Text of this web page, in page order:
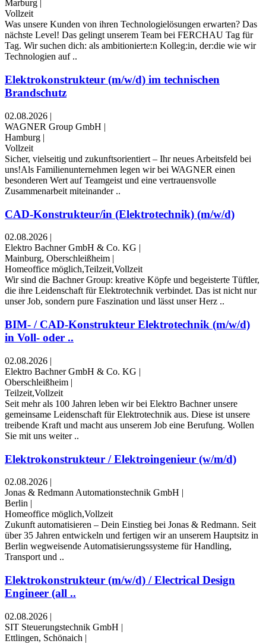
Marburg
Vollzeit
Was unsere Kunden von ihren Technologielösungen erwarten? Das
nächste Level! Das gelingt unserem Team bei FERCHAU Tag für
Tag. Wir suchen dich: als ambitionierte:n Kolleg:in, der:die wie wir
Technologien auf ..
Elektrokonstrukteur (m/w/d) im technischen
Brandschutz
02.08.2026 |
WAGNER Group GmbH |
Hamburg |
Vollzeit
Sicher, vielseitig und zukunftsorientiert – Ihr neues Arbeitsfeld bei
uns!Als Familienunternehmen legen wir bei WAGNER einen
besonderen Wert auf Teamgeist und eine vertrauensvolle
Zusammenarbeit miteinander ..
CAD-Konstrukteur/in (Elektrotechnik) (m/w/d)
02.08.2026 |
Elektro Bachner GmbH & Co. KG |
Mainburg, Oberschleißheim |
Homeoffice möglich,Teilzeit,Vollzeit
Wir sind die Bachner Group: kreative Köpfe und begeisterte Tüftler,
die ihre Leidenschaft für Elektrotechnik verbindet. Das ist nicht nur
unser Job, sondern pure Faszination und lässt unser Herz ..
BIM- / CAD-Konstrukteur Elektrotechnik (m/w/d)
in Voll- oder ..
02.08.2026 |
Elektro Bachner GmbH & Co. KG |
Oberschleißheim |
Teilzeit,Vollzeit
Seit mehr als 100 Jahren leben wir bei Elektro Bachner unsere
gemeinsame Leidenschaft für Elektrotechnik aus. Diese ist unsere
treibende Kraft und macht aus unserem Job eine Berufung. Wollen
Sie mit uns weiter ..
Elektrokonstrukteur / Elektroingenieur (w/m/d)
02.08.2026 |
Jonas & Redmann Automationstechnik GmbH |
Berlin |
Homeoffice möglich,Vollzeit
Zukunft automatisieren – Dein Einstieg bei Jonas & Redmann. Seit
über 35 Jahren entwickeln und fertigen wir an unserem Hauptsitz in
Berlin wegweisende Automatisierungssysteme für Handling,
Transport und ..
Elektrokonstrukteur (m/w/d) / Electrical Design
Engineer (all ..
02.08.2026 |
SIT Steuerungstechnik GmbH |
Ettlingen, Schönaich |